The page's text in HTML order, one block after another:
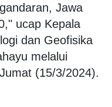
Jawa
ucap Kepala
dan Geofisika
melalui
(15/3/2024).